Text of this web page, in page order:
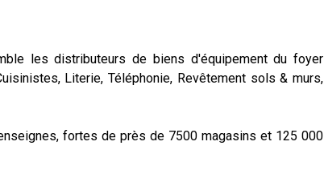
les distributeurs de biens d'équipement du foyer
Literie, Téléphonie, Revêtement sols & murs,
fortes de près de 7500 magasins et 125 000